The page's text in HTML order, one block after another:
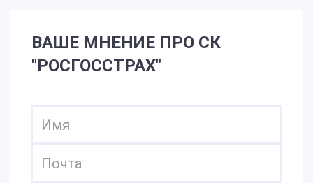
ВАШЕ МНЕНИЕ ПРО СК
"РОСГОССТРАХ"